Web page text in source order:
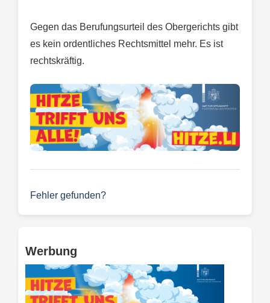
Gegen das Berufungsurteil des Obergerichts gibt
es kein ordentliches Rechtsmittel mehr. Es ist
rechtskräftig.
Fehler gefunden?
Werbung